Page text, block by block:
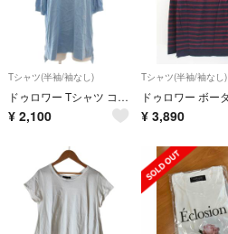
Tシャツ(半袖/袖なし)
ドゥロワー Tシャツ コットンニット カットソー ブルー系 クルーネック
¥ 2,100
Tシャツ(半袖/袖なし)
¥ 3,890